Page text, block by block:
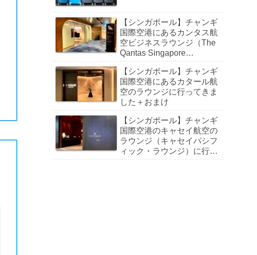
【シンガポール】チャンギ
国際空港にあるカンタス航
空ビジネスラウンジ（The
Qantas Singapore
【シンガポール】チャンギ
国際空港にあるカタール航
空のラウンジに行ってきま
した＋おまけ
【シンガポール】チャンギ
国際空港のキャセイ航空の
ラウンジ（キャセイパシフ
ィック・ラウンジ）に行っ